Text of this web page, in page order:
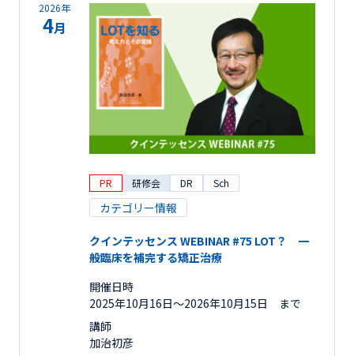
2026年
4月
PR 研修会 DR Sch
カテゴリー情報
クインテッセンス WEBINAR #75 LOT？ 一
般臨床を補完する矯正治療
開催日時
2025年10月16日〜2026年10月15日 まで
講師
加治初彦